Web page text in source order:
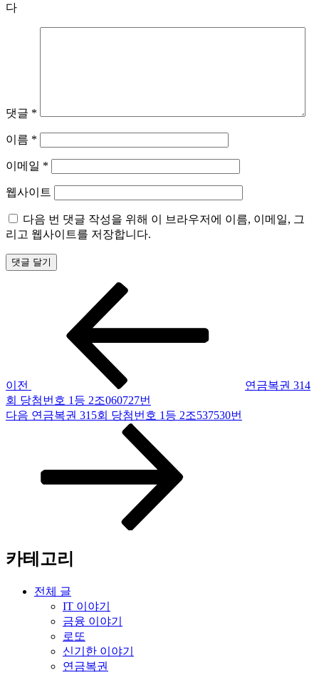
다
댓글 *
이름 *
이메일 *
웹사이트
다음 번 댓글 작성을 위해 이 브라우저에 이름, 이메일, 그
리고 웹사이트를 저장합니다.
이전
연금복권 314
회 당첨번호 1등 2조060727번
다
다음 연금복권 315회 당첨번호 1등 2조537530번
카테고리
전체 글
IT 이야기
금융 이야기
로또
신기한 이야기
연금복권